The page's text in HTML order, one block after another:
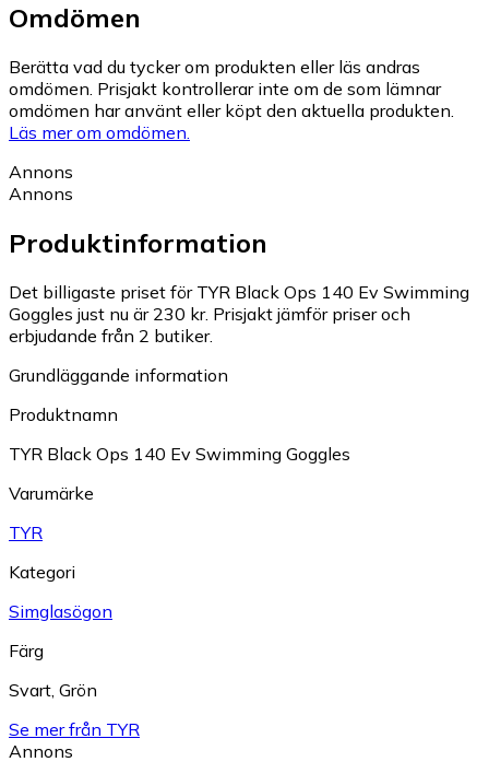
Omdömen
Berätta vad du tycker om produkten eller läs andras
omdömen. Prisjakt kontrollerar inte om de som lämnar
omdömen har använt eller köpt den aktuella produkten.
Läs mer om omdömen.
Annons
Annons
Produktinformation
Det billigaste priset för TYR Black Ops 140 Ev Swimming
Goggles just nu är 230 kr. Prisjakt jämför priser och
erbjudande från 2 butiker.
Grundläggande information
Produktnamn
TYR Black Ops 140 Ev Swimming Goggles
Varumärke
TYR
Kategori
Simglasögon
Färg
Svart Grön
Se mer från TYR
Annons